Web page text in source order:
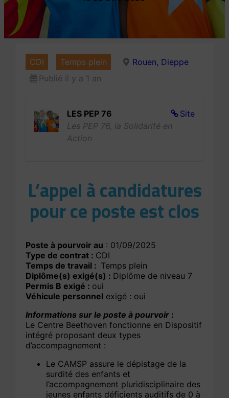
CDI Temps plein
Rouen, Dieppe
Publié il y a 1 an
Site
LES PEP 76
Les PEP 76, la Solidarité en
Action
L’appel à candidatures
pour ce poste est clos
Poste à pourvoir au : 01/09/2025
Type de contrat : CDI
Temps de travail : Temps plein
Diplôme(s) exigé(s) : Diplôme de niveau 7
Permis B exigé : oui
Véhicule personnel exigé : oui
Informations sur le poste à pourvoir :
Le Centre Beethoven fonctionne en Dispositif
intégré proposant deux types
d’accompagnement :
Le CAMSP assure le dépistage de la
surdité des enfants et
l’accompagnement pluridisciplinaire des
jeunes enfants déficients auditifs de 0 à